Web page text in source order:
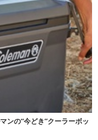
ンの“今どき”クーラーボッ